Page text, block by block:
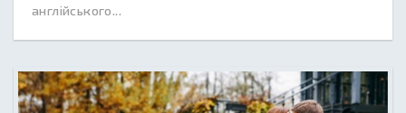
англійського...